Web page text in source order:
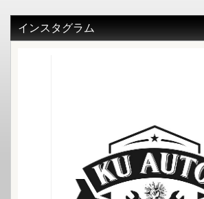
インスタグラム